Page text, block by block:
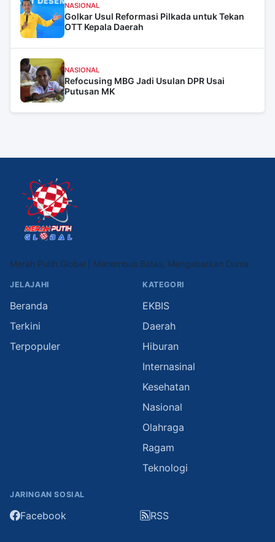
NASIONAL
Golkar Usul Reformasi Pilkada untuk Tekan
OTT Kepala Daerah
NASIONAL
Refocusing MBG Jadi Usulan DPR Usai
Putusan MK
Merah Putih Global | Menembus Batas, Mengabarkan Dunia
JELAJAHI
Beranda
Terkini
Terpopuler
KATEGORI
EKBIS
Daerah
Hiburan
Internasinal
Kesehatan
Nasional
Olahraga
Ragam
Teknologi
JARINGAN SOSIAL
Facebook RSS